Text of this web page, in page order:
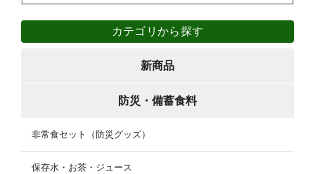
カテゴリから探す
新商品
防災・備蓄食料
非常食セット（防災グッズ）
保存水・お茶・ジュース